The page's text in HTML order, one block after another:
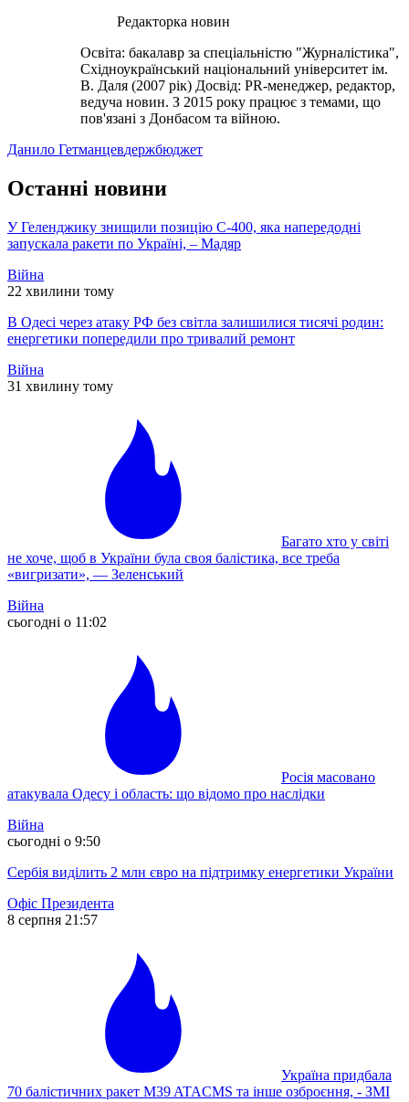
Редакторка новин
Освіта: бакалавр за спеціальністю "Журналістика",
Східноукраїнський національний університет ім.
В. Даля (2007 рік) Досвід: PR-менеджер, редактор,
ведуча новин. З 2015 року працює з темами, що
пов'язані з Донбасом та війною.
Данило Гетманцевдержбюджет
Останні новини
У Геленджику знищили позицію С-400, яка напередодні
запускала ракети по Україні, – Мадяр
Війна
22 хвилини тому
В Одесі через атаку РФ без світла залишилися тисячі родин:
енергетики попередили про тривалий ремонт
Війна
31 хвилину тому
Багато хто у світі
не хоче, щоб в України була своя балістика, все треба
«вигризати», — Зеленський
Війна
сьогодні о 11:02
Росія масовано
атакувала Одесу і область: що відомо про наслідки
Війна
сьогодні о 9:50
Сербія виділить 2 млн євро на підтримку енергетики України
Офіс Президента
8 серпня 21:57
Україна придбала
70 балістичних ракет M39 ATACMS та інше озброєння, - ЗМІ